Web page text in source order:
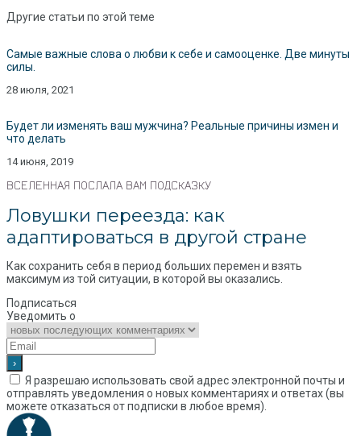
Другие статьи по этой теме
Самые важные слова о любви к себе и самооценке. Две минуты
силы.
28 июля, 2021
Будет ли изменять ваш мужчина? Реальные причины измен и
что делать
14 июня, 2019
ВСЕЛЕННАЯ ПОСЛАЛА ВАМ ПОДСКАЗКУ
Ловушки переезда: как
адаптироваться в другой стране
Как сохранить себя в период больших перемен и взять
максимум из той ситуации, в которой вы оказались.
Подписаться
Уведомить о
Я разрешаю использовать свой адрес электронной почты и
отправлять уведомления о новых комментариях и ответах (вы
можете отказаться от подписки в любое время).